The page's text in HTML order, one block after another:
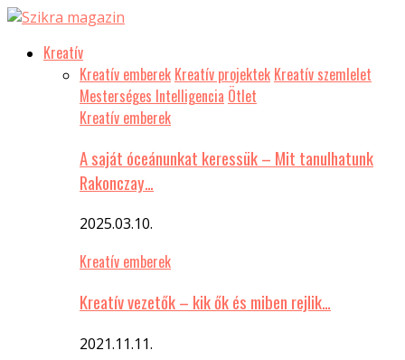
Kreatív
Kreatív emberek Kreatív projektek Kreatív szemlelet
Mesterséges Intelligencia Ötlet
Kreatív emberek
A saját óceánunkat keressük – Mit tanulhatunk
Rakonczay…
2025.03.10.
Kreatív emberek
Kreatív vezetők – kik ők és miben rejlik…
2021.11.11.